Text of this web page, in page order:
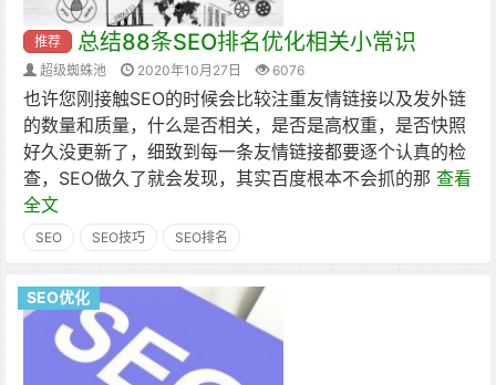
推荐 总结88条SEO排名优化相关小常识
超级蜘蛛池 2020年10月27日 6076
也许您刚接触SEO的时候会比较注重友情链接以及发外链
的数量和质量，什么是否相关，是否是高权重，是否快照
好久没更新了，细致到每一条友情链接都要逐个认真的检
查，SEO做久了就会发现，其实百度根本不会抓的那 查看
全文
SEO SEO技巧 SEO排名
SEO优化